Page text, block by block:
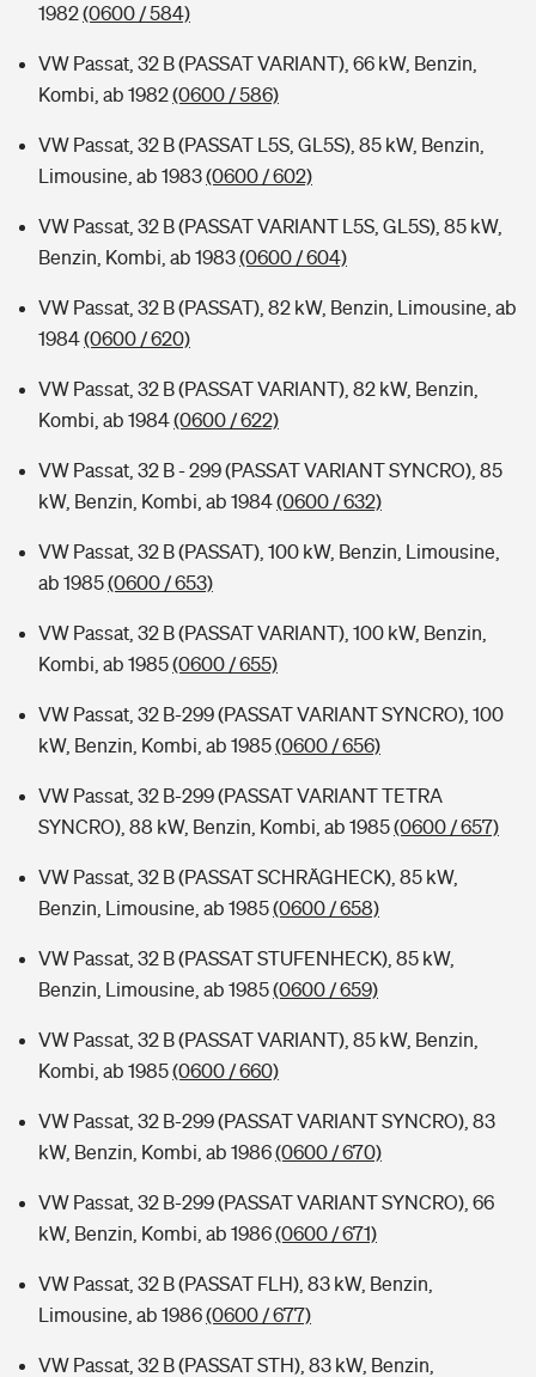
1982(0600 / 584)
VW Passat, 32 B (PASSAT VARIANT), 66 kW, Benzin,
Kombi, ab 1982(0600 / 586)
VW Passat, 32 B (PASSAT L5S, GL5S), 85 kW, Benzin,
Limousine, ab 1983(0600 / 602)
VW Passat, 32 B (PASSAT VARIANT L5S, GL5S), 85 kW,
Benzin, Kombi, ab 1983(0600 / 604)
VW Passat, 32 B (PASSAT), 82 kW, Benzin, Limousine, ab
1984(0600 / 620)
VW Passat, 32 B (PASSAT VARIANT), 82 kW, Benzin,
Kombi, ab 1984(0600 / 622)
VW Passat, 32 B - 299 (PASSAT VARIANT SYNCRO), 85
kW, Benzin, Kombi, ab 1984(0600 / 632)
VW Passat, 32 B (PASSAT), 100 kW, Benzin, Limousine,
ab 1985(0600 / 653)
VW Passat, 32 B (PASSAT VARIANT), 100 kW, Benzin,
Kombi, ab 1985(0600 / 655)
VW Passat, 32 B-299 (PASSAT VARIANT SYNCRO), 100
kW, Benzin, Kombi, ab 1985(0600 / 656)
VW Passat, 32 B-299 (PASSAT VARIANT TETRA
SYNCRO), 88 kW, Benzin, Kombi, ab 1985(0600 / 657)
VW Passat, 32 B (PASSAT SCHRÄGHECK), 85 kW,
Benzin, Limousine, ab 1985(0600 / 658)
VW Passat, 32 B (PASSAT STUFENHECK), 85 kW,
Benzin, Limousine, ab 1985(0600 / 659)
VW Passat, 32 B (PASSAT VARIANT), 85 kW, Benzin,
Kombi, ab 1985(0600 / 660)
VW Passat, 32 B-299 (PASSAT VARIANT SYNCRO), 83
kW, Benzin, Kombi, ab 1986(0600 / 670)
VW Passat, 32 B-299 (PASSAT VARIANT SYNCRO), 66
kW, Benzin, Kombi, ab 1986(0600 / 671)
VW Passat, 32 B (PASSAT FLH), 83 kW, Benzin,
Limousine, ab 1986(0600 / 677)
VW Passat, 32 B (PASSAT STH), 83 kW, Benzin,